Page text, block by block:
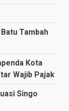
Tambah
Kota
Wajib Pajak
Singo